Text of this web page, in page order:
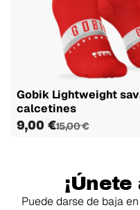
Gobik Lightweight
calcetines
9,00 €15,00 €
Puede darse de baja